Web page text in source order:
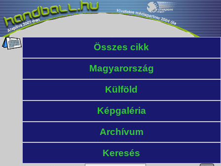
Összes cikk
Magyarország
Külföld
Képgaléria
Archívum
Keresés